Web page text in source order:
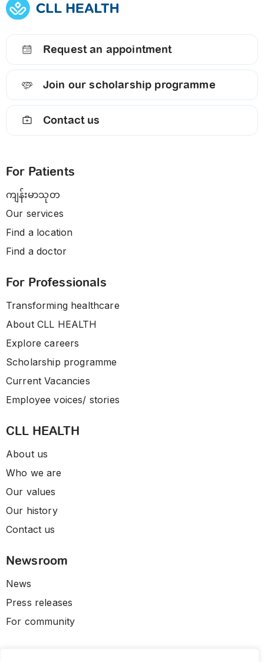
Request an appointment
Join our scholarship programme
Contact us
For Patients
ကျန်းမာသုတ
Our services
Find a location
Find a doctor
For Professionals
Transforming healthcare
About CLL HEALTH
Explore careers
Scholarship programme
Current Vacancies
Employee voices/ stories
CLL HEALTH
About us
Who we are
Our values
Our history
Contact us
Newsroom
News
Press releases
For community